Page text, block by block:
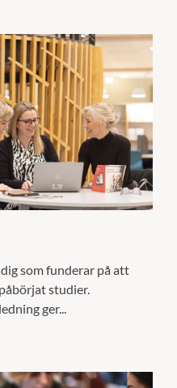
som funderar på att
studier.
ger...